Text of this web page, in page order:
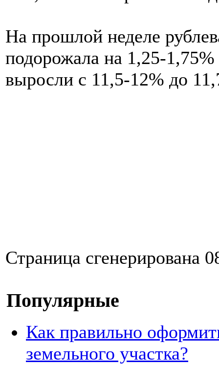
На прошлой неделе
подорожала на 1,25-
выросли с 11,5-12% до
Страница сгенерирована
Популярные
Как правильно
земельного участка?